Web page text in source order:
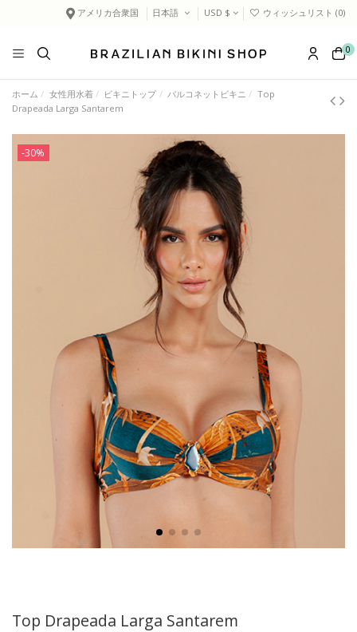
アメリカ合衆国 日本語 USD $ ウィッシュリスト (0)
0
ホーム 女性用水着 ビキニトップ バルコネットビキニ
Top
Drapeada Larga Santarem
-30%
Top Drapeada Larga Santarem